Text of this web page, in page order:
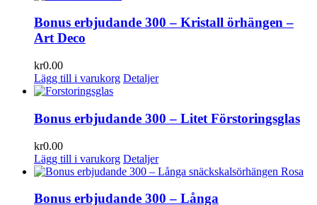
Bonus erbjudande 300 – Kristall örhängen –
Art Deco
kr0.00
Lägg till i varukorg Detaljer
Bonus erbjudande 300 – Litet Förstoringsglas
kr0.00
Lägg till i varukorg Detaljer
Bonus erbjudande 300 – Långa